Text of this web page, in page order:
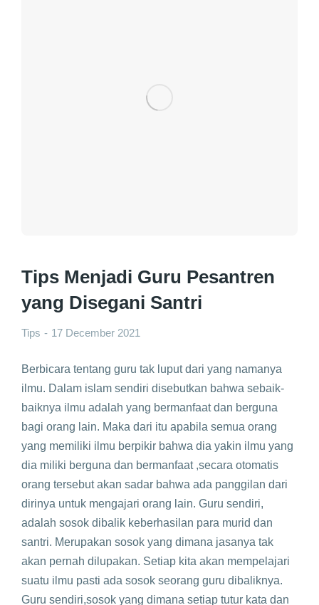
Tips Menjadi Guru Pesantren
yang Disegani Santri
Tips 17 December 2021
Berbicara tentang guru tak luput dari yang namanya
ilmu. Dalam islam sendiri disebutkan bahwa sebaik-
baiknya ilmu adalah yang bermanfaat dan berguna
bagi orang lain. Maka dari itu apabila semua orang
yang memiliki ilmu berpikir bahwa dia yakin ilmu yang
dia miliki berguna dan bermanfaat ,secara otomatis
orang tersebut akan sadar bahwa ada panggilan dari
dirinya untuk mengajari orang lain. Guru sendiri,
adalah sosok dibalik keberhasilan para murid dan
santri. Merupakan sosok yang dimana jasanya tak
akan pernah dilupakan. Setiap kita akan mempelajari
suatu ilmu pasti ada sosok seorang guru dibaliknya.
Guru sendiri,sosok yang dimana setiap tutur kata dan